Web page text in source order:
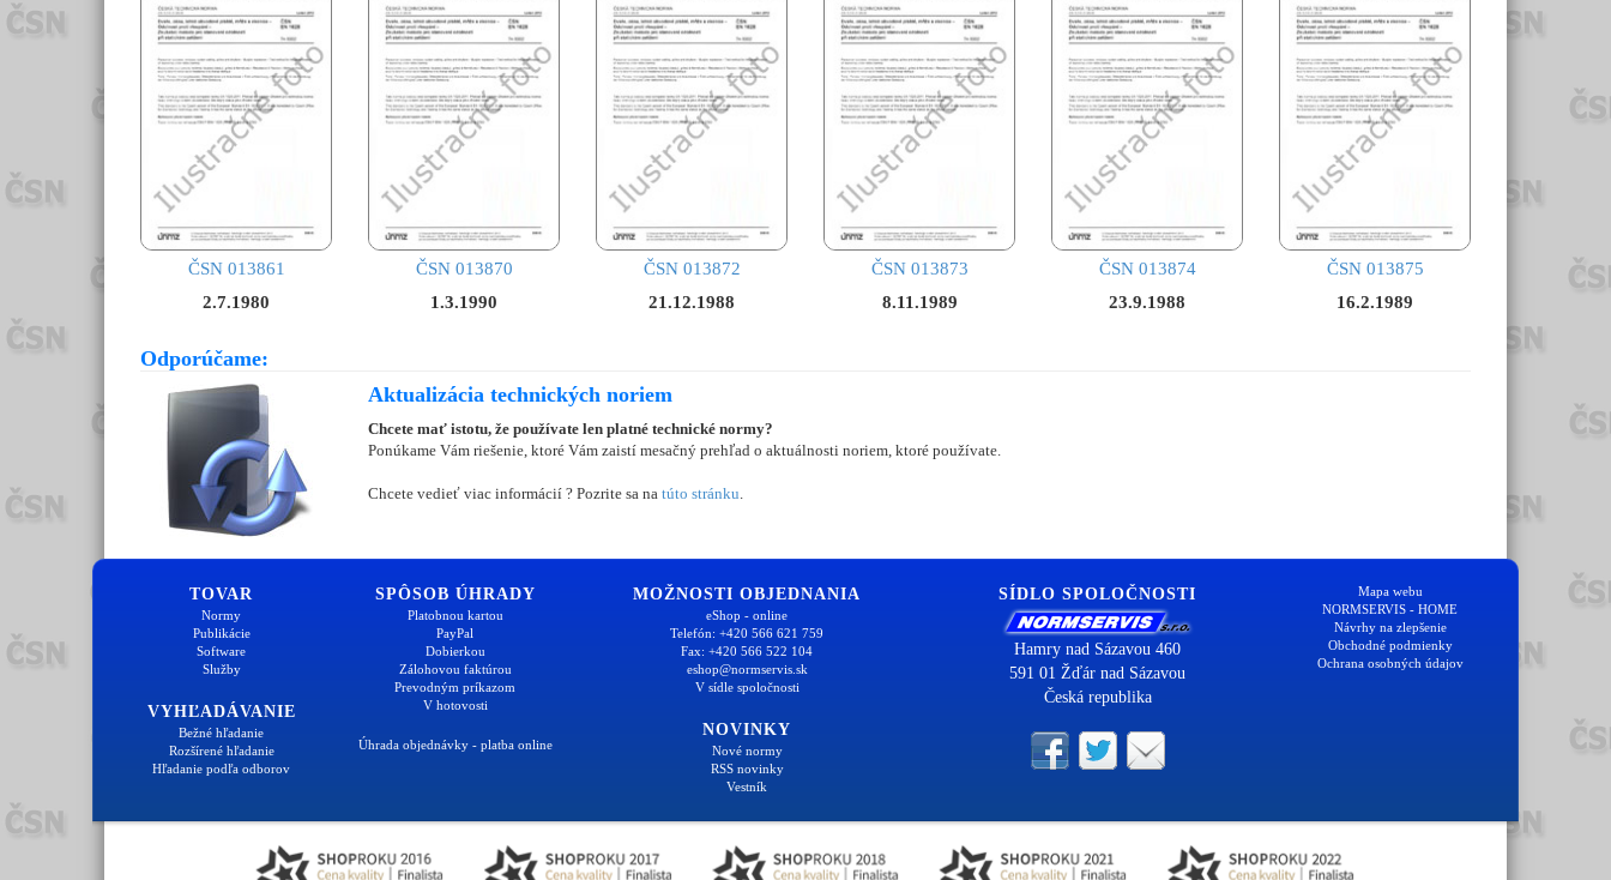
ČSN 013861
2.7.1980
ČSN 013870
1.3.1990
ČSN 013872
21.12.1988
ČSN 013873
8.11.1989
ČSN 013874
23.9.1988
ČSN 013875
16.2.1989
Odporúčame:
Aktualizácia technických noriem
Chcete mať istotu, že používate len platné technické normy?
Ponúkame Vám riešenie, ktoré Vám zaistí mesačný prehľad o aktuálnosti noriem, ktoré používate.
Chcete vedieť viac informácií ? Pozrite sa na túto stránku.
TOVAR
Normy
Publikácie
Software
Služby
VYHĽADÁVANIE
Bežné hľadanie
Rozšírené hľadanie
Hľadanie podľa odborov
SPÔSOB ÚHRADY
Platobnou kartou
PayPal
Dobierkou
Zálohovou faktúrou
Prevodným príkazom
V hotovosti
Úhrada objednávky - platba online
MOŽNOSTI OBJEDNANIA
eShop - online
Telefón: +420 566 621 759
Fax: +420 566 522 104
eshop@normservis.sk
V sídle spoločnosti
NOVINKY
Nové normy
RSS novinky
Vestník
SÍDLO SPOLOČNOSTI
Hamry nad Sázavou 460
591 01 Žďár nad Sázavou
Česká republika
Mapa webu
NORMSERVIS - HOME
Návrhy na zlepšenie
Obchodné podmienky
Ochrana osobných údajov